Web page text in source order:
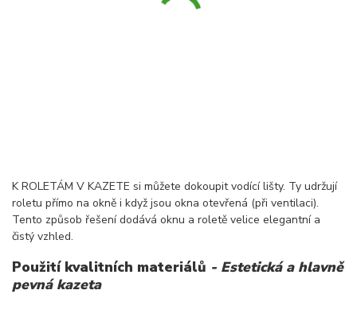
K ROLETÁM V KAZETE si můžete dokoupit vodící lišty. Ty udržují
roletu přímo na okně i když jsou okna otevřená (při ventilaci).
Tento způsob řešení dodává oknu a roletě velice elegantní a
čistý vzhled.
Použití kvalitních materiálů - Estetická a hlavně
pevná kazeta